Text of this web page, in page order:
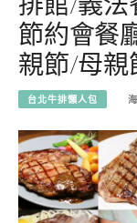
節約會餐
親節/母親
台北牛排懶人包